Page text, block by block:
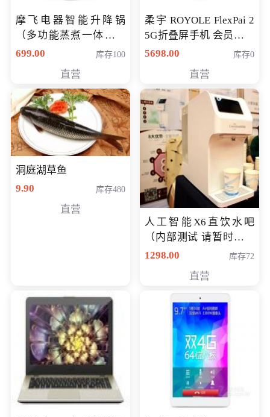
摩飞电器智能升降锅
（多功能蒸煮一体锅）
（智能升降养生锅） 会
699.00 库存100
直营
柔宇 ROYOLE FlexPai 2
5G折叠屏手机 会员专享
购买价格 4998元
5698.00 库存0
直营
洞庭湖草鱼
9.90
库存480
直营
人工智能X6直饮水吧
（内部测试 请暂时不要
购买）
1298.00 库存72
直营